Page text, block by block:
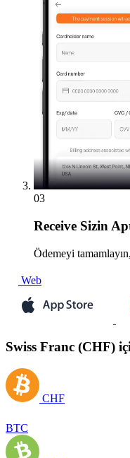
03
Receive Sizin
Ödemeyi
Web
Swiss Franc (CHF)
CHF
BTC